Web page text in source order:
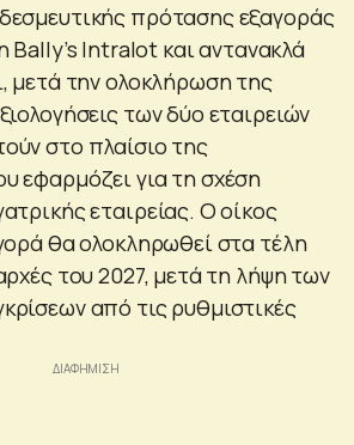
πρότασης εξαγοράς
Bally’s Intralot και αντανακλά
μετά την ολοκλήρωση της
των δύο εταιρειών
στο πλαίσιο της
εφαρμόζει για τη σχέση
εταιρείας. Ο οίκος
θα ολοκληρωθεί στα τέλη
του 2027, μετά τη λήψη των
από τις ρυθμιστικές